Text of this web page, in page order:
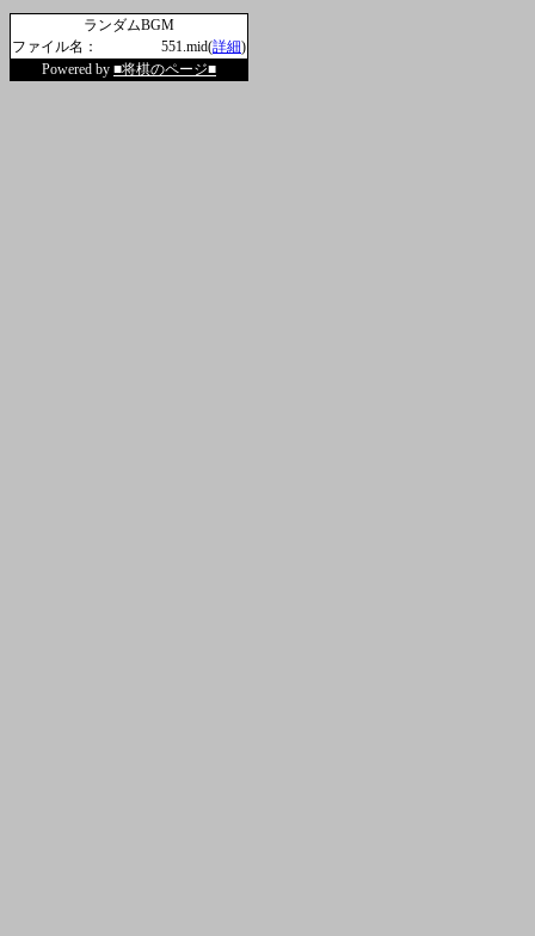
ランダムBGM
ファイル名：
551.mid(詳細)
Powered by ■将棋のページ■